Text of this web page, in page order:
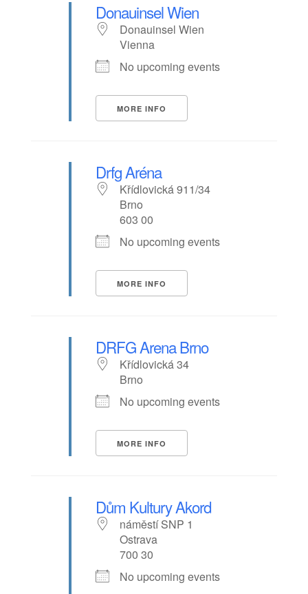
Donauinsel Wien
Donauinsel Wien
Vienna
No upcoming events
MORE INFO
Drfg Aréna
Křídlovická 911/34
Brno
603 00
No upcoming events
MORE INFO
DRFG Arena Brno
Křídlovická 34
Brno
No upcoming events
MORE INFO
Dům Kultury Akord
náměstí SNP 1
Ostrava
700 30
No upcoming events